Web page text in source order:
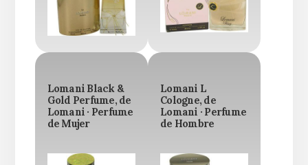
Lomani Black &
Gold Perfume, de
Lomani · Perfume
de Mujer
Lomani L
Cologne, de
Lomani · Perfume
de Hombre